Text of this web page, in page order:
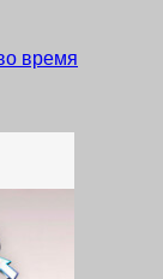
время